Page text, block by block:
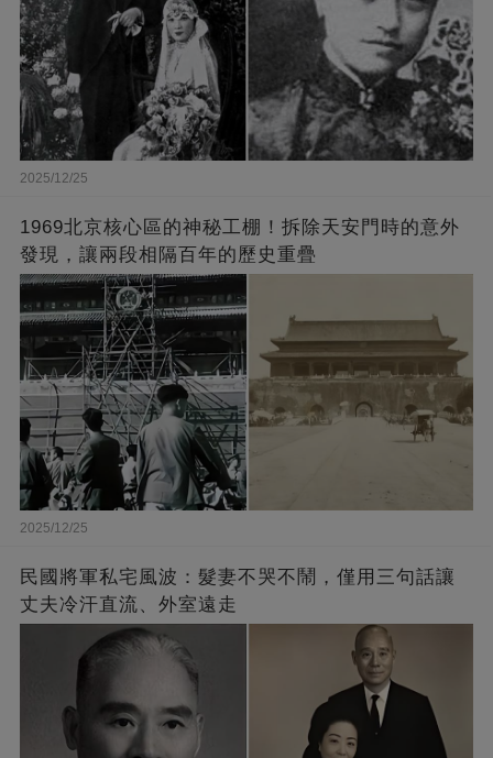
2025/12/25
1969北京核心區的神秘工棚！拆除天安門時的意外
發現，讓兩段相隔百年的歷史重疊
2025/12/25
民國將軍私宅風波：髮妻不哭不鬧，僅用三句話讓
丈夫冷汗直流、外室遠走